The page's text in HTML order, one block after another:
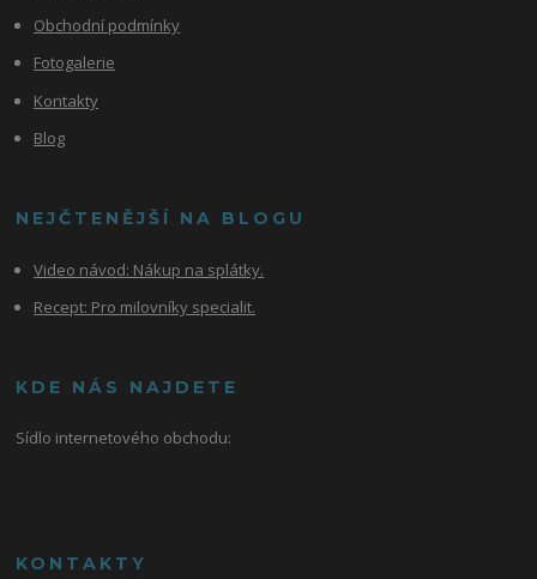
Obchodní podmínky
Fotogalerie
Kontakty
Blog
NEJČTENĚJŠÍ NA BLOGU
Video návod: Nákup na splátky.
Recept: Pro milovníky specialit.
KDE NÁS NAJDETE
Sídlo internetového obchodu:
KONTAKTY